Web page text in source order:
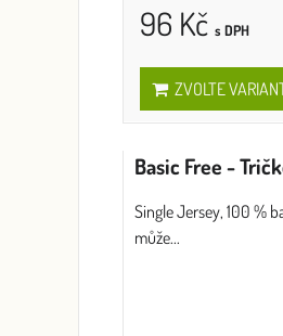
96 Kč s DPH
ZVOLTE
Basic Free -
Single Jersey, 100 %
může...